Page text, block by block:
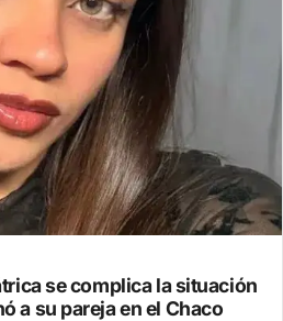
se complica la situación
a su pareja en el Chaco